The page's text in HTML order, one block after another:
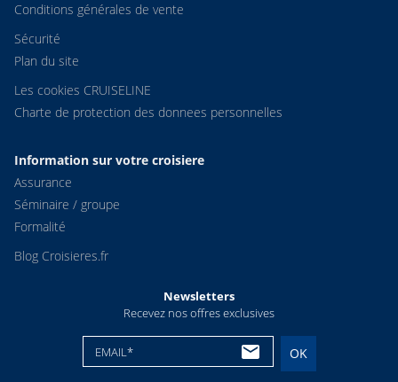
Conditions générales de vente
Sécurité
Plan du site
Les cookies CRUISELINE
Charte de protection des donnees personnelles
Information sur votre croisiere
Assurance
Séminaire / groupe
Formalité
Blog Croisieres.fr
Newsletters
Recevez nos offres exclusives
EMAIL* OK